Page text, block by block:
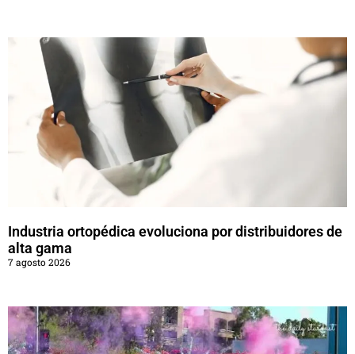
Industria ortopédica evoluciona por distribuidores de
alta gama
7 agosto 2026